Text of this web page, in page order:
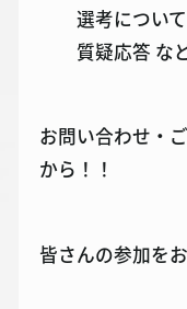
選考について
質疑応答 な
お問い合わせ・
から！！
皆さんの参加を